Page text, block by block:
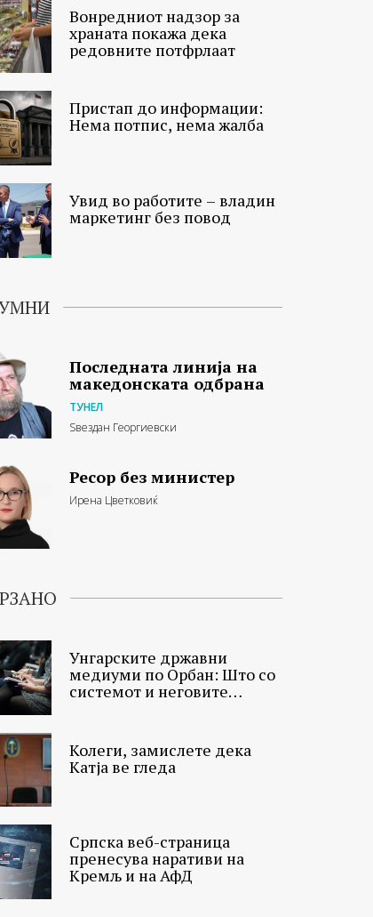
Вонредниот надзор за
храната покажа дека
редовните потфрлаат
Пристап до информации:
Нема потпис, нема жалба
Увид во работите – владин
маркетинг без повод
Последната линија на
македонската одбрана
ТУНЕЛ
Ѕвездан Георгиевски
Ресор без министер
Ирена Цветковиќ
Унгарските државни
медиуми по Орбан: Што со
системот и неговите
Колеги, замислете дека
Катја ве гледа
Српска веб-страница
пренесува наративи на
Кремљ и на АфД